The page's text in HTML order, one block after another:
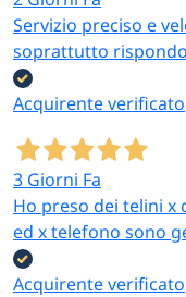
Servizio preciso e
soprattutto
Acquirente verificato
3 Giorni Fa
Ho preso dei telini x
ed x telefono sono
Acquirente verificato